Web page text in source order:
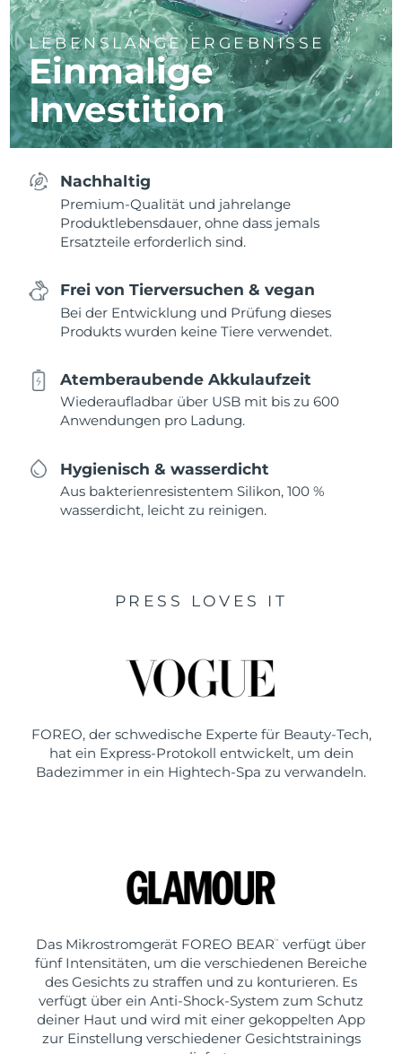
LEBENSLANGE ERGEBNISSE
Einmalige
Investition
Nachhaltig
Premium-Qualität und jahrelange
Produktlebensdauer, ohne dass jemals
Ersatzteile erforderlich sind.
Frei von Tierversuchen & vegan
Bei der Entwicklung und Prüfung dieses
Produkts wurden keine Tiere verwendet.
Atemberaubende Akkulaufzeit
Wiederaufladbar über USB mit bis zu 600
Anwendungen pro Ladung.
Hygienisch & wasserdicht
Aus bakterienresistentem Silikon, 100 %
wasserdicht, leicht zu reinigen.
PRESS LOVES IT
FOREO, der schwedische Experte für Beauty-Tech,
hat ein Express-Protokoll entwickelt, um dein
Badezimmer in ein Hightech-Spa zu verwandeln.
Das Mikrostromgerät FOREO BEAR ™
verfügt über
fünf Intensitäten, um die verschiedenen Bereiche
des Gesichts zu straffen und zu konturieren. Es
verfügt über ein Anti-Shock-System zum Schutz
deiner Haut und wird mit einer gekoppelten App
zur Einstellung verschiedener Gesichtstrainings